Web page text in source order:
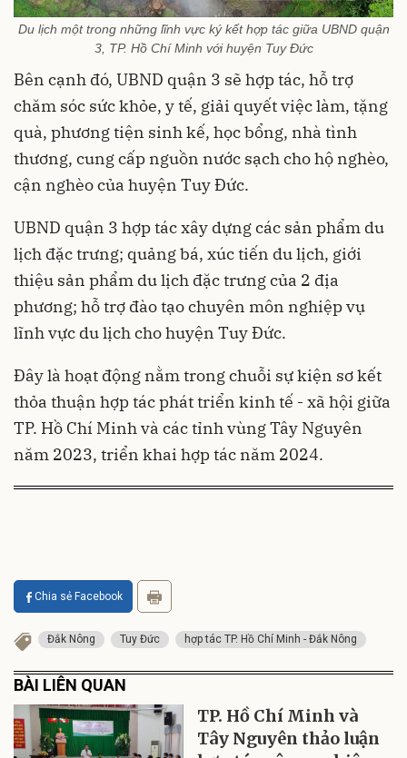
Du lịch một trong những lĩnh vực ký kết hợp tác giữa UBND quận
3, TP. Hồ Chí Minh với huyện Tuy Đức
Bên cạnh đó, UBND quận 3 sẽ hợp tác, hỗ trợ
chăm sóc sức khỏe, y tế, giải quyết việc làm, tặng
quà, phương tiện sinh kế, học bổng, nhà tình
thương, cung cấp nguồn nước sạch cho hộ nghèo,
cận nghèo của huyện Tuy Đức.
UBND quận 3 hợp tác xây dựng các sản phẩm du
lịch đặc trưng; quảng bá, xúc tiến du lịch, giới
thiệu sản phẩm du lịch đặc trưng của 2 địa
phương; hỗ trợ đào tạo chuyên môn nghiệp vụ
lĩnh vực du lịch cho huyện Tuy Đức.
Đây là hoạt động nằm trong chuỗi sự kiện sơ kết
thỏa thuận hợp tác phát triển kinh tế - xã hội giữa
TP. Hồ Chí Minh và các tỉnh vùng Tây Nguyên
năm 2023, triển khai hợp tác năm 2024.
Chia sẻ Facebook
Đắk Nông Tuy Đức hợp tác TP. Hồ Chí Minh - Đắk Nông
BÀI LIÊN QUAN
TP. Hồ Chí Minh và
Tây Nguyên thảo luận